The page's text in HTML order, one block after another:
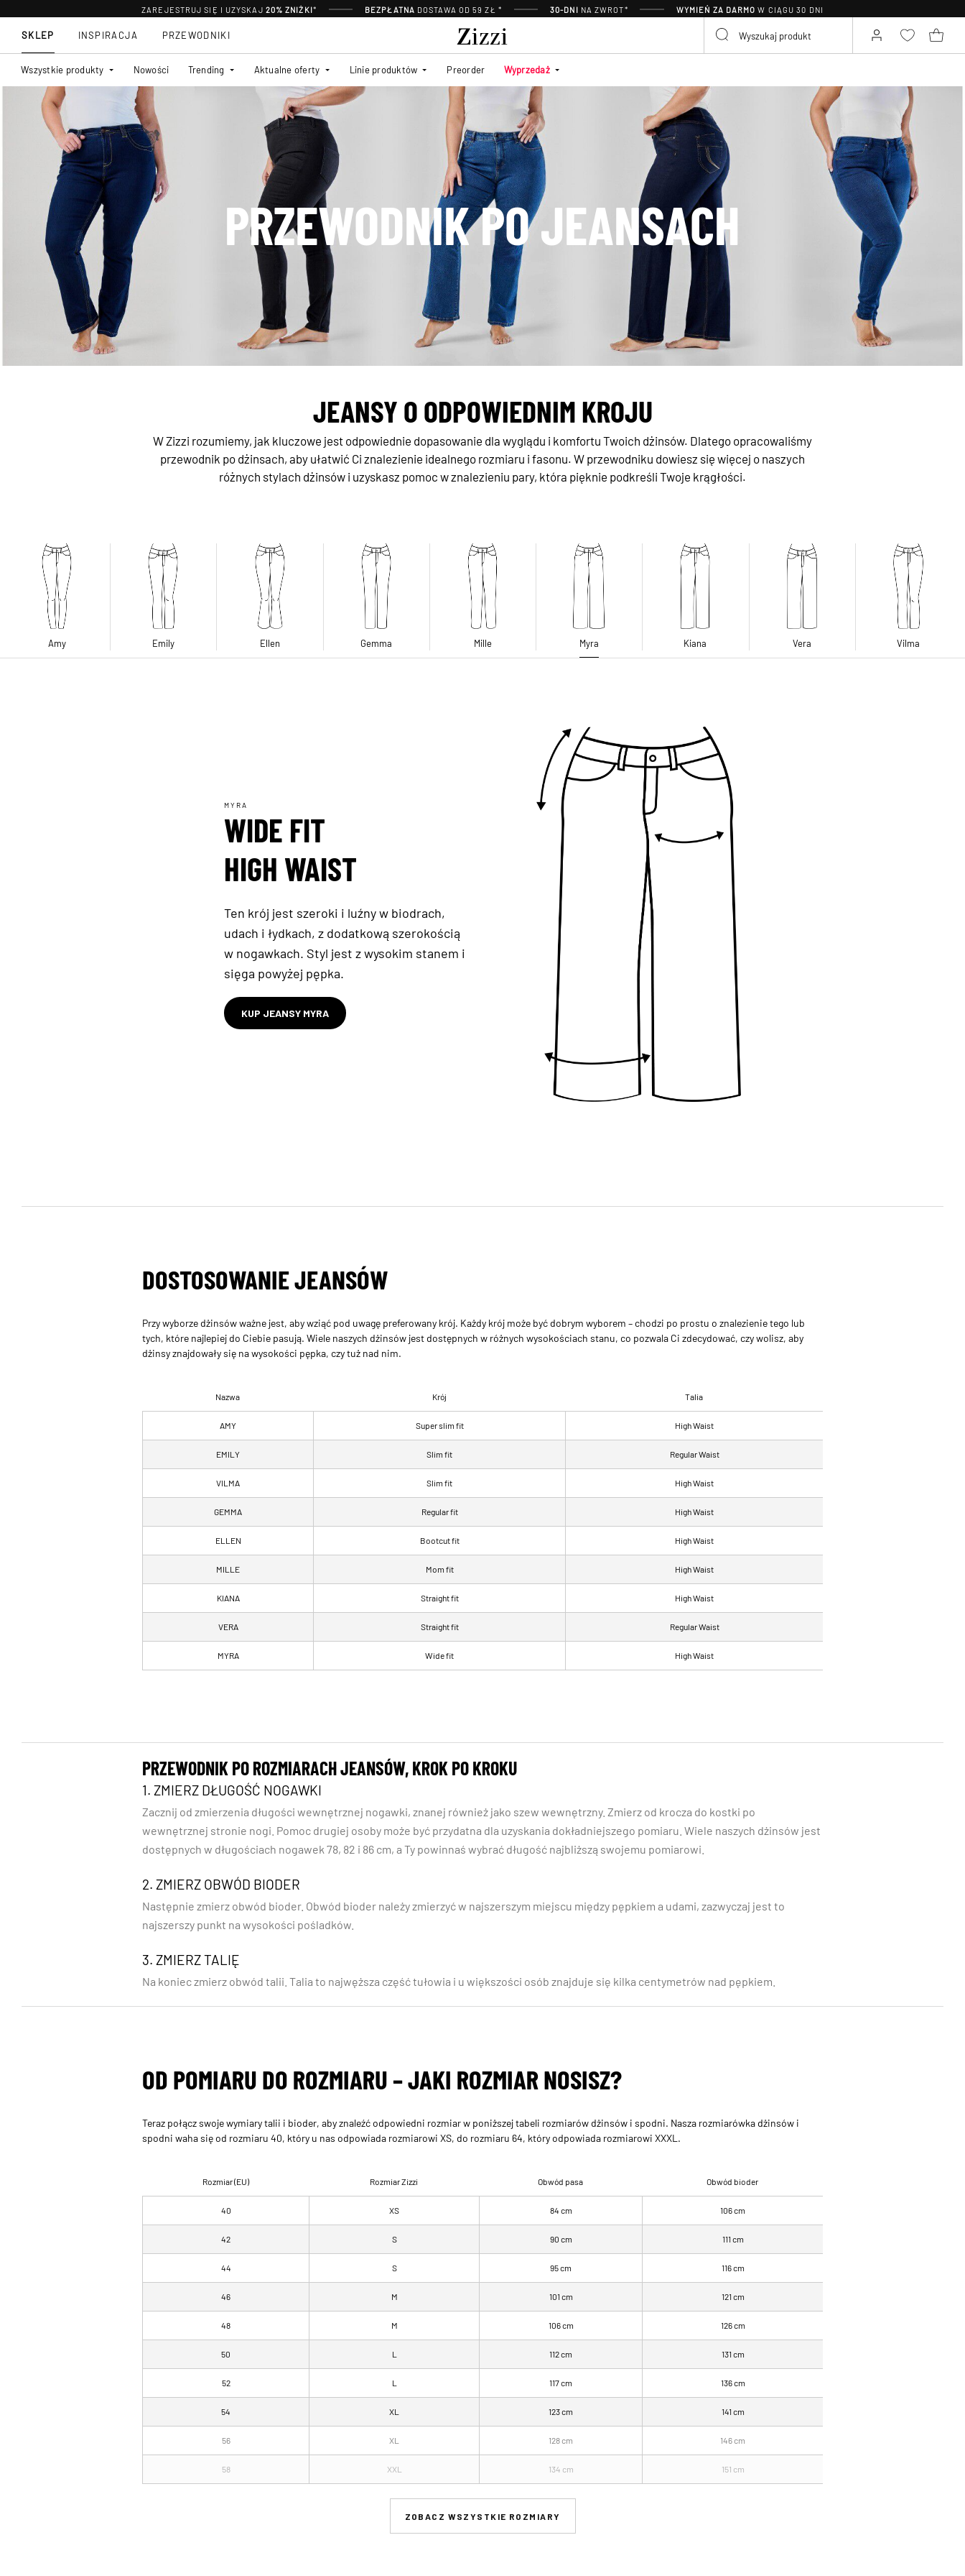
ZAREJESTRUJ SIĘ I UZYSKAJ 20% ZNIŻKI* BEZPŁATNA DOSTAWA OD 59 ZŁ * 30-DNI NA ZWROT* WYMIEŃ ZA DARMO W CIĄGU 30 DNI
SKLEP
Wszystkie produkty Nowości Trending Aktualne oferty Linie produktów Preorder Wyprzedaż
INSPIRACJA PRZEWODNIKI
PRZEWODNIK PO JEANSACH
JEANSY O ODPOWIEDNIM KROJU
W Zizzi rozumiemy, jak kluczowe jest odpowiednie dopasowanie dla wyglądu i komfortu Twoich dżinsów. Dlatego opracowaliśmy
przewodnik po dżinsach, aby ułatwić Ci znalezienie idealnego rozmiaru i fasonu. W przewodniku dowiesz się więcej o naszych
różnych stylach dżinsów i uzyskasz pomoc w znalezieniu pary, która pięknie podkreśli Twoje krągłości.
Amy Emily Ellen Gemma Mille Myra Kiana Vera Vilma
MYRA
WIDE FIT
HIGH WAIST
Ten krój jest szeroki i luźny w biodrach,
udach i łydkach, z dodatkową szerokością
w nogawkach. Styl jest z wysokim stanem i
sięga powyżej pępka.
KUP JEANSY MYRA
DOSTOSOWANIE JEANSÓW
Przy wyborze dżinsów ważne jest, aby wziąć pod uwagę preferowany krój. Każdy krój może być dobrym wyborem – chodzi po prostu o znalezienie tego lub
tych, które najlepiej do Ciebie pasują. Wiele naszych dżinsów jest dostępnych w różnych wysokościach stanu, co pozwala Ci zdecydować, czy wolisz, aby
dżinsy znajdowały się na wysokości pępka, czy tuż nad nim.
Nazwa Krój Talia
AMY Super slim fit High Waist
EMILY Slim fit Regular Waist
VILMA Slim fit High Waist
GEMMA Regular fit High Waist
ELLEN Bootcut fit High Waist
MILLE Mom fit High Waist
KIANA Straight fit High Waist
VERA Straight fit Regular Waist
MYRA Wide fit High Waist
PRZEWODNIK PO ROZMIARACH JEANSÓW, KROK PO KROKU
1. ZMIERZ DŁUGOŚĆ NOGAWKI
Zacznij od zmierzenia długości wewnętrznej nogawki, znanej również jako szew wewnętrzny. Zmierz od krocza do kostki po
wewnętrznej stronie nogi. Pomoc drugiej osoby może być przydatna dla uzyskania dokładniejszego pomiaru. Wiele naszych dżinsów jest
dostępnych w długościach nogawek 78, 82 i 86 cm, a Ty powinnaś wybrać długość najbliższą swojemu pomiarowi.
2. ZMIERZ OBWÓD BIODER
Następnie zmierz obwód bioder. Obwód bioder należy zmierzyć w najszerszym miejscu między pępkiem a udami, zazwyczaj jest to
najszerszy punkt na wysokości pośladków.
3. ZMIERZ TALIĘ
Na koniec zmierz obwód talii. Talia to najwęższa część tułowia i u większości osób znajduje się kilka centymetrów nad pępkiem.
OD POMIARU DO ROZMIARU – JAKI ROZMIAR NOSISZ?
Teraz połącz swoje wymiary talii i bioder, aby znaleźć odpowiedni rozmiar w poniższej tabeli rozmiarów dżinsów i spodni. Nasza rozmiarówka dżinsów i
spodni waha się od rozmiaru 40, który u nas odpowiada rozmiarowi XS, do rozmiaru 64, który odpowiada rozmiarowi XXXL.
Rozmiar (EU) Rozmiar Zizzi Obwód pasa Obwód bioder
40 XS 84 cm 106 cm
42 S 90 cm 111 cm
44 S 95 cm 116 cm
46 M 101 cm 121 cm
48 M 106 cm 126 cm
50 L 112 cm 131 cm
52 L 117 cm 136 cm
54 XL 123 cm 141 cm
56 XL 128 cm 146 cm
58 XXL 134 cm 151 cm
ZOBACZ WSZYSTKIE ROZMIARY